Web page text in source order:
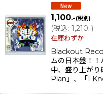
1,100.-(税別)
(税込: 1,210.-)
在庫わずか
Blackout
ムの日本盤！
中、盛り上が
Plan」、「I